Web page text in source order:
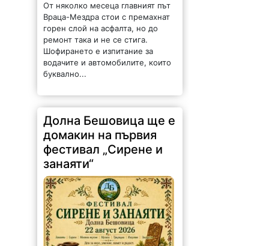
От няколко месеца главният път
Враца-Мездра стои с премахнат
горен слой на асфалта, но до
ремонт така и не се стига.
Шофирането е изпитание за
водачите и автомобилите, които
буквално...
Долна Бешовица ще е
домакин на първия
фестивал „Сирене и
занаяти“